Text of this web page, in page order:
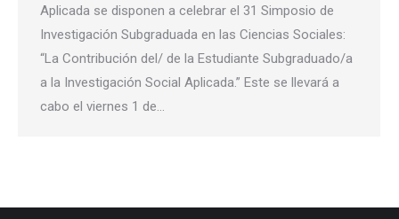
Aplicada se disponen a celebrar el 31 Simposio de
Investigación Subgraduada en las Ciencias Sociales:
“La Contribución del/ de la Estudiante Subgraduado/a
a la Investigación Social Aplicada.” Este se llevará a
cabo el viernes 1 de…